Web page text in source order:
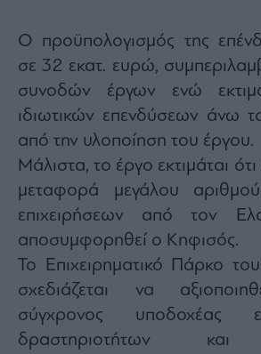
Ο προϋπολογισμός της
σε 32 εκατ. ευρώ,
συνοδών έργων ενώ
ιδιωτικών επενδύσεων άνω
από την υλοποίηση του έργου.
Μάλιστα, το έργο εκτιμάται
μεταφορά μεγάλου
επιχειρήσεων από τον
αποσυμφορηθεί ο Κηφισός.
Το Επιχειρηματικό Πάρκο
σχεδιάζεται να
σύγχρονος υποδοχέας
δραστηριοτήτων και